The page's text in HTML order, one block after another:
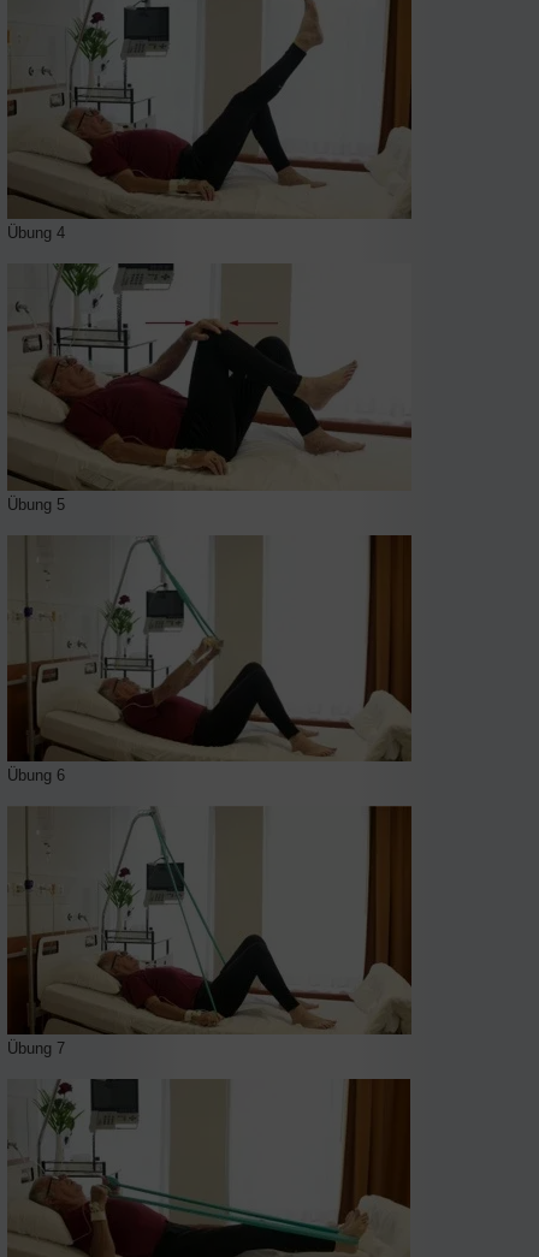
Übung 4
Übung 5
Übung 6
Übung 7